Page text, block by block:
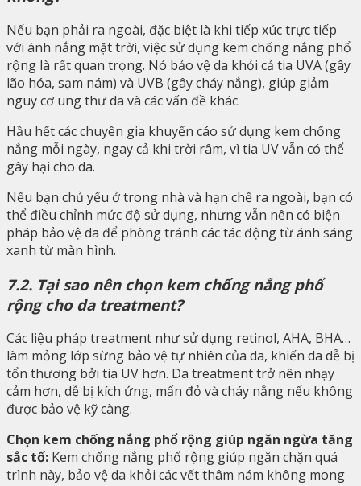
Nếu bạn phải ra ngoài, đặc biệt là khi tiếp xúc trực tiếp
với ánh nắng mặt trời, việc sử dụng kem chống nắng phổ
rộng là rất quan trọng. Nó bảo vệ da khỏi cả tia UVA (gây
lão hóa, sạm nám) và UVB (gây cháy nắng), giúp giảm
nguy cơ ung thư da và các vấn đề khác.
Hầu hết các chuyên gia khuyến cáo sử dụng kem chống
nắng mỗi ngày, ngay cả khi trời râm, vì tia UV vẫn có thể
gây hại cho da.
Nếu bạn chủ yếu ở trong nhà và hạn chế ra ngoài, bạn có
thể điều chỉnh mức độ sử dụng, nhưng vẫn nên có biện
pháp bảo vệ da để phòng tránh các tác động từ ánh sáng
xanh từ màn hình.
7.2. Tại sao nên chọn kem chống nắng phổ
rộng cho da treatment?
Các liệu pháp treatment như sử dụng retinol, AHA, BHA…
làm mỏng lớp sừng bảo vệ tự nhiên của da, khiến da dễ bị
tổn thương bởi tia UV hơn. Da treatment trở nên nhạy
cảm hơn, dễ bị kích ứng, mẩn đỏ và cháy nắng nếu không
được bảo vệ kỹ càng.
Chọn kem chống nắng phổ rộng giúp ngăn ngừa tăng
sắc tố: Kem chống nắng phổ rộng giúp ngăn chặn quá
trình này, bảo vệ da khỏi các vết thâm nám không mong